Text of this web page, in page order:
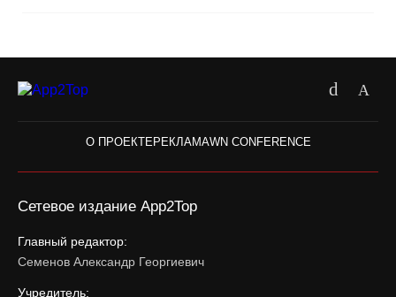
О ПРОЕКТЕРЕКЛАМАWN CONFERENCE
Сетевое издание App2Top
Главный редактор:
Семенов Александр Георгиевич
Учредитель: